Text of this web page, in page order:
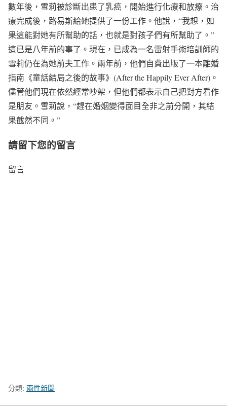
數年後，雪莉被診斷出患了乳癌，開始進行化療和放療。治
療完成後，路易斯給她提供了一份工作。他說，“我想，如
果這能對她有所幫助的話，也就是對孩子們有所幫助了。”
這已是八年前的事了。現在，已成為一名雷射手術培訓師的
雪莉仍在為她前夫工作。兩年前，他們自費出版了一本離婚
指南《童話結局之後的故事》(After the Happily Ever After)。
儘管他們現在依然經常吵架，但他們都表示自己把對方看作
是朋友。雪莉說，“趕在婚姻變得面目全非之前分開，其結
果截然不同。”
請留下您的留言
留言
分類: 兩性新聞